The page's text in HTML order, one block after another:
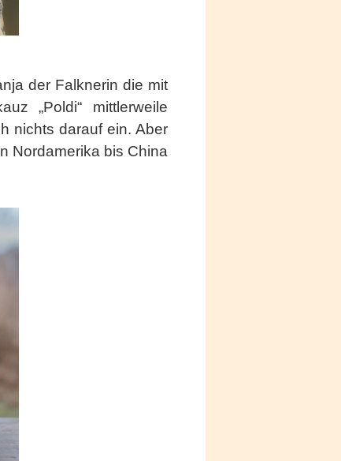
der Falknerin die mit
„Poldi“ mittlerweile
nichts darauf ein. Aber
Nordamerika bis China